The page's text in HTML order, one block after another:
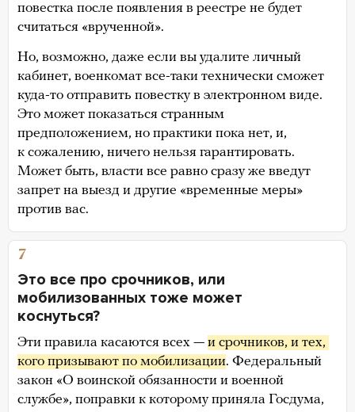
повестка после появления в реестре не будет
считаться «врученной».
Но, возможно, даже если вы удалите личный
кабинет, военкомат все-таки технически сможет
куда-то отправить повестку в электронном виде.
Это может показаться странным
предположением, но практики пока нет, и,
к сожалению, ничего нельзя гарантировать.
Может быть, власти все равно сразу же введут
запрет на выезд и другие «временные меры»
против вас.
7
Это все про срочников, или
мобилизованных тоже может
коснуться?
Эти правила касаются всех — и срочников, и тех,
кого призывают по мобилизации. Федеральный
закон «О воинской обязанности и военной
службе», поправки к которому приняла Госдума,